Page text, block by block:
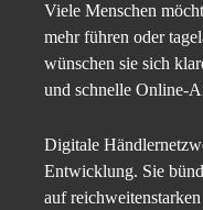
Viele Menschen
mehr führen oder
wünschen sie sich
und schnelle Online-
Digitale
Entwicklung. Sie
auf